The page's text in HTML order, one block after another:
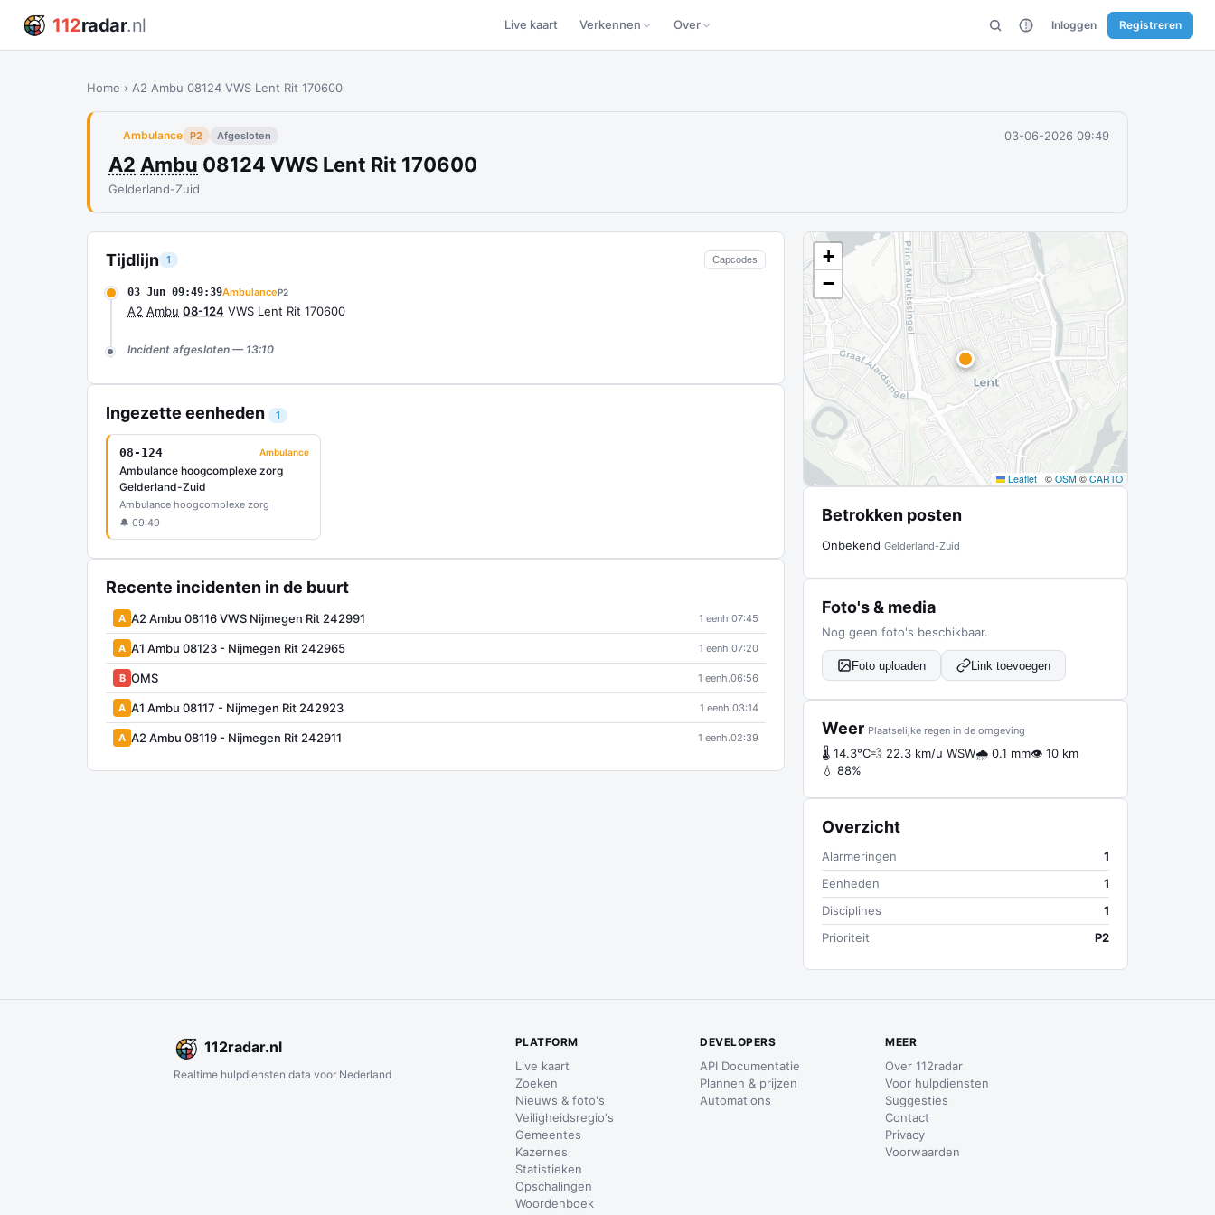
112radar.nl Live kaart Verkennen Over Inloggen Registreren
Home › A2 Ambu 08124 VWS Lent Rit 170600
Ambulance P2 Afgesloten 03-06-2026 09:49
A2 Ambu 08124 VWS Lent Rit 170600
Gelderland-Zuid
Tijdlijn 1 Capcodes
03 Jun 09:49:39AmbulanceP2
A2 Ambu 08-124 VWS Lent Rit 170600
Incident afgesloten — 13:10
Ingezette eenheden 1
08-124 Ambulance
Ambulance hoogcomplexe zorg
Gelderland-Zuid
Ambulance hoogcomplexe zorg
🔔 09:49
Recente incidenten in de buurt
A A2 Ambu 08116 VWS Nijmegen Rit 242991 1 eenh.07:45
A A1 Ambu 08123 - Nijmegen Rit 242965 1 eenh.07:20
B OMS 1 eenh.06:56
A A1 Ambu 08117 - Nijmegen Rit 242923 1 eenh.03:14
A A2 Ambu 08119 - Nijmegen Rit 242911 1 eenh.02:39
+
−
Leaflet | © OSM © CARTO
Betrokken posten
Onbekend Gelderland-Zuid
Foto's & media
Nog geen foto's beschikbaar.
Foto uploaden Link toevoegen
Weer Plaatselijke regen in de omgeving
🌡 14.3°C💨 22.3 km/u WSW🌧 0.1 mm👁 10 km
💧 88%
Overzicht
Alarmeringen
1
Eenheden
1
Disciplines
1
Prioriteit
P2
112radar.nl
Realtime hulpdiensten data voor Nederland
PLATFORM
Live kaart
Zoeken
Nieuws & foto's
Veiligheidsregio's
Gemeentes
Kazernes
Statistieken
Opschalingen
Woordenboek
DEVELOPERS
API Documentatie
Plannen & prijzen
Automations
MEER
Over 112radar
Voor hulpdiensten
Suggesties
Contact
Privacy
Voorwaarden